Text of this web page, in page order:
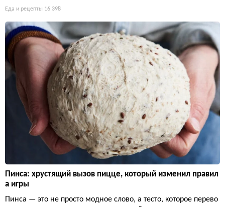
Еда и рецепты 16 398
Пинса: хрустящий вызов пицце, который изменил правил
а игры
Пинса — это не просто модное слово, а тесто, которое перево